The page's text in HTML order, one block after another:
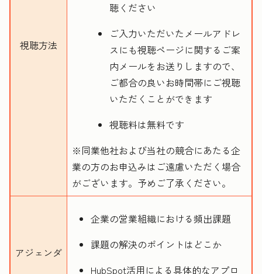
視聴方法
聴ください
ご入力いただいたメールアドレ
スにも視聴ページに関するご案
内メールをお送りしますので、
ご都合の良いお時間帯にご視聴
いただくことができます
視聴料は無料です
※同業他社および当社の競合にあたる企
業の方のお申込みはご遠慮いただく場合
がございます。予めご了承ください。
アジェンダ
企業の営業組織における頻出課題
課題の解決のポイントはどこか
HubSpot活用による具体的なアプロ